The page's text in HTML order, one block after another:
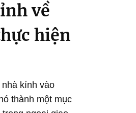
về
hiện
kính vào
thành một mục